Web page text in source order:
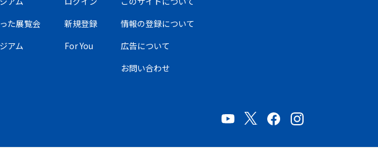
た展覧会
アム
新規登録
For You
情報の登録について
広告について
お問い合わせ